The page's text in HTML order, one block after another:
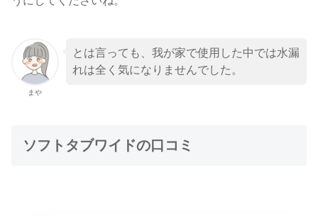
まや
とは言っても、我が家で使用した中では水漏
れは全く気になりませんでした。
ソフトタブワイドの口コミ